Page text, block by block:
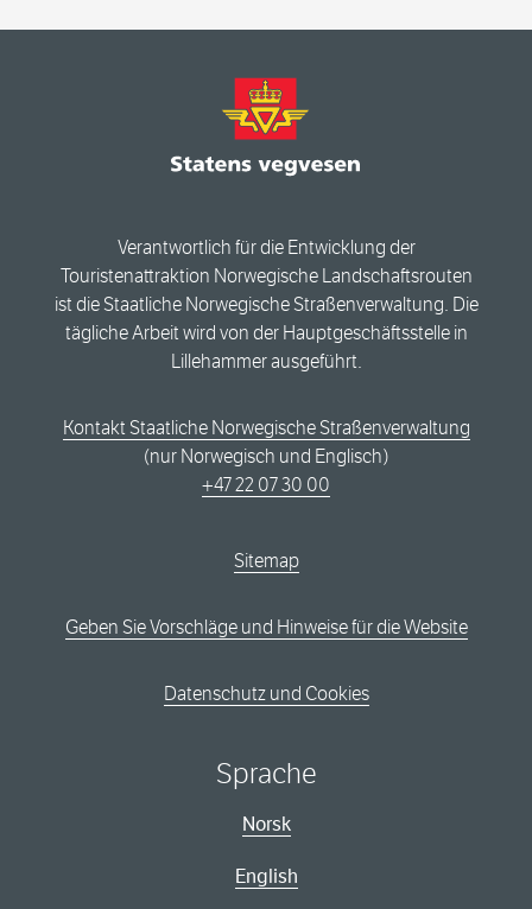
Verantwortlich für die Entwicklung der
Touristenattraktion Norwegische Landschaftsrouten
ist die Staatliche Norwegische Straßenverwaltung. Die
tägliche Arbeit wird von der Hauptgeschäftsstelle in
Lillehammer ausgeführt.
Kontakt Staatliche Norwegische Straßenverwaltung
(nur Norwegisch und Englisch)
+47 22 07 30 00
Sitemap
Geben Sie Vorschläge und Hinweise für die Website
Datenschutz und Cookies
Sprache
Norsk
English